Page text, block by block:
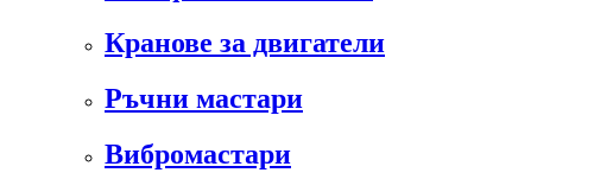
Кранове за двигатели
Ръчни мастари
Вибромастари